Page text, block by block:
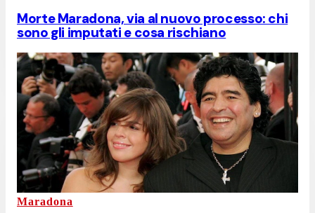
Morte Maradona, via al nuovo processo: chi
sono gli imputati e cosa rischiano
Maradona